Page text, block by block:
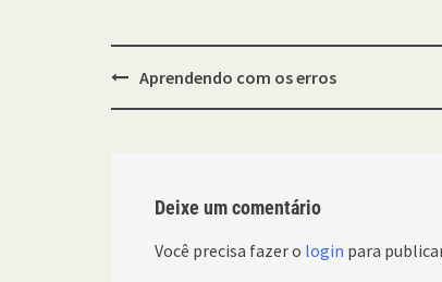
PostAprendendo com os erros
Deixe um comentário
Você precisa fazer o login para